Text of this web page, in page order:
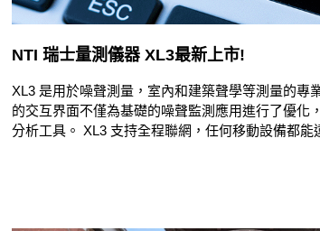
NTI 瑞士量測儀器 XL3最新上市!
XL3 是用於噪聲測量，室內和建築聲學等測量的專
的交互界面不僅為基礎的噪聲監測應用進行了優化
分析工具。 XL3 支持全程聯網，任何移動設備都能